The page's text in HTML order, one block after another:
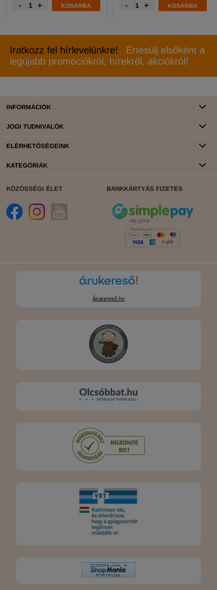
- + KOSÁRBA - + KOSÁRBA
Iratkozz fel hírlevelünkre!
Értesülj elsőként a
legújabb promóciókról, hírekről, akciókról!
INFORMÁCIÓK
JOGI TUDNIVALÓK
ELÉRHETŐSÉGEINK
KATEGÓRIÁK
KÖZÖSSÉGI ÉLET BANKKÁRTYÁS FIZETÉS
Árukereső.hu